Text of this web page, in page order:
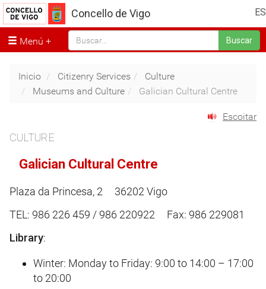
ES
Concello de Vigo
Menú Buscar
Inicio Citizenry Services
Culture
Museums and Culture
Galician Cultural Centre
Escoitar
CULTURE
Galician Cultural Centre
Plaza da Princesa, 2 36202 Vigo
TEL: 986 226 459 / 986 220922 Fax: 986 229081
Library:
Winter: Monday to Friday: 9:00 to 14:00 – 17:00
to 20:00